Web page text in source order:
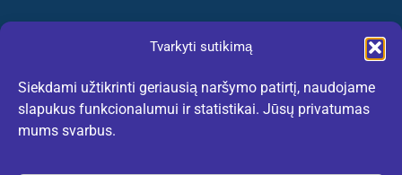
Tvarkyti sutikimą
Siekdami užtikrinti geriausią naršymo patirtį, naudojame
slapukus funkcionalumui ir statistikai. Jūsų privatumas
mums svarbus.
El. paštas: kokybiskibatai@gmail.com
Tel. +370 659 77132